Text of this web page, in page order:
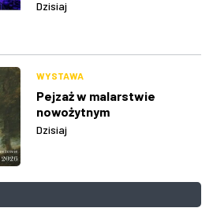
Dzisiaj
WYSTAWA
Pejzaż w malarstwie
nowożytnym
Dzisiaj